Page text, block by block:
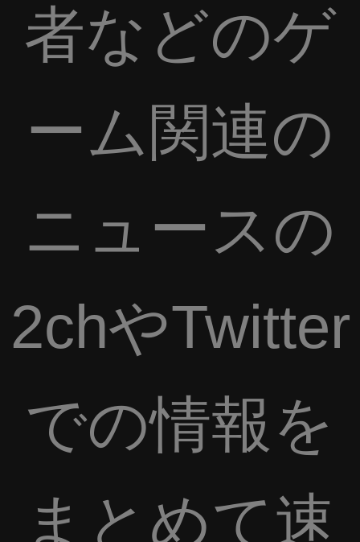
者などのゲ
ーム関連の
ニュースの
2chやTwitter
での情報を
まとめて速